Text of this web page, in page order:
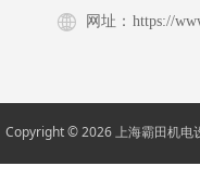
Copyright © 2026 上海霸田机电
网址： https://